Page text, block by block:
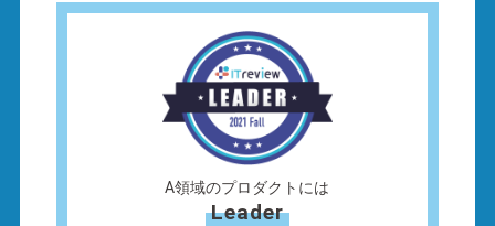
A領域のプロダクトには
Leader